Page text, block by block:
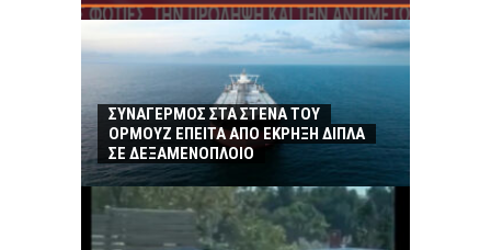
ΣΥΝΑΓΕΡΜΟΣ ΣΤΑ ΣΤΕΝΑ ΤΟΥ
ΟΡΜΟΥΖ ΕΠΕΙΤΑ ΑΠΟ ΕΚΡΗΞΗ ΔΙΠΛΑ
ΣΕ ΔΕΞΑΜΕΝΟΠΛΟΙΟ